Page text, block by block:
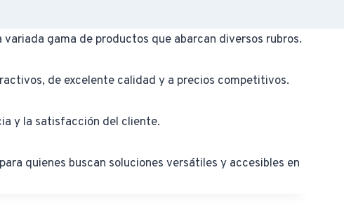
gama de productos que abarcan diversos rubros.
de excelente calidad y a precios competitivos.
y la satisfacción del cliente.
quienes buscan soluciones versátiles y accesibles en